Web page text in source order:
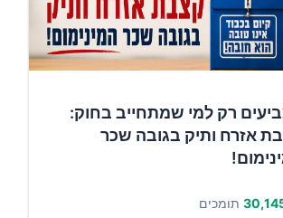
רק למי שמתחייב בחוק:
אזרח ותיק בגובה שכר
תומכים